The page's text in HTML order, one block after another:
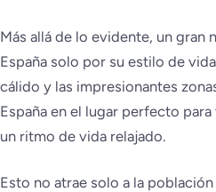
Más allá de lo evidente, un gran
España solo por su estilo de
cálido y las impresionantes
España en el lugar perfecto
un ritmo de vida relajado.
Esto no atrae solo a la